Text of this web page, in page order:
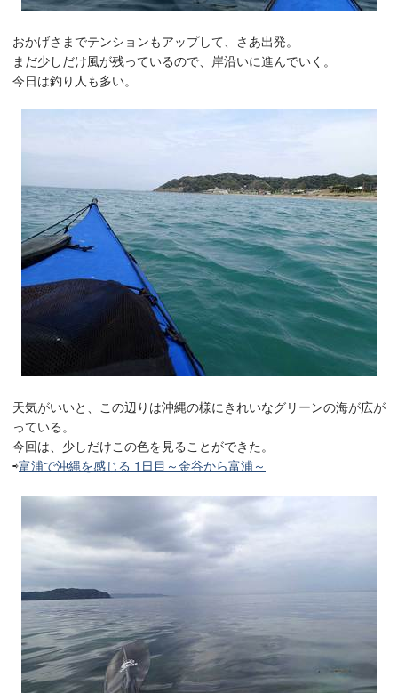
おかげさまでテンションもアップして、さあ出発。
まだ少しだけ風が残っているので、岸沿いに進んでいく。
今日は釣り人も多い。
天気がいいと、この辺りは沖縄の様にきれいなグリーンの海が広が
っている。
今回は、少しだけこの色を見ることができた。
⇨富浦で沖縄を感じる 1日目～金谷から富浦～